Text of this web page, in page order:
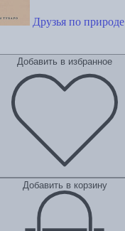
Друзья по природе
Добавить в избранное
Добавить в корзину